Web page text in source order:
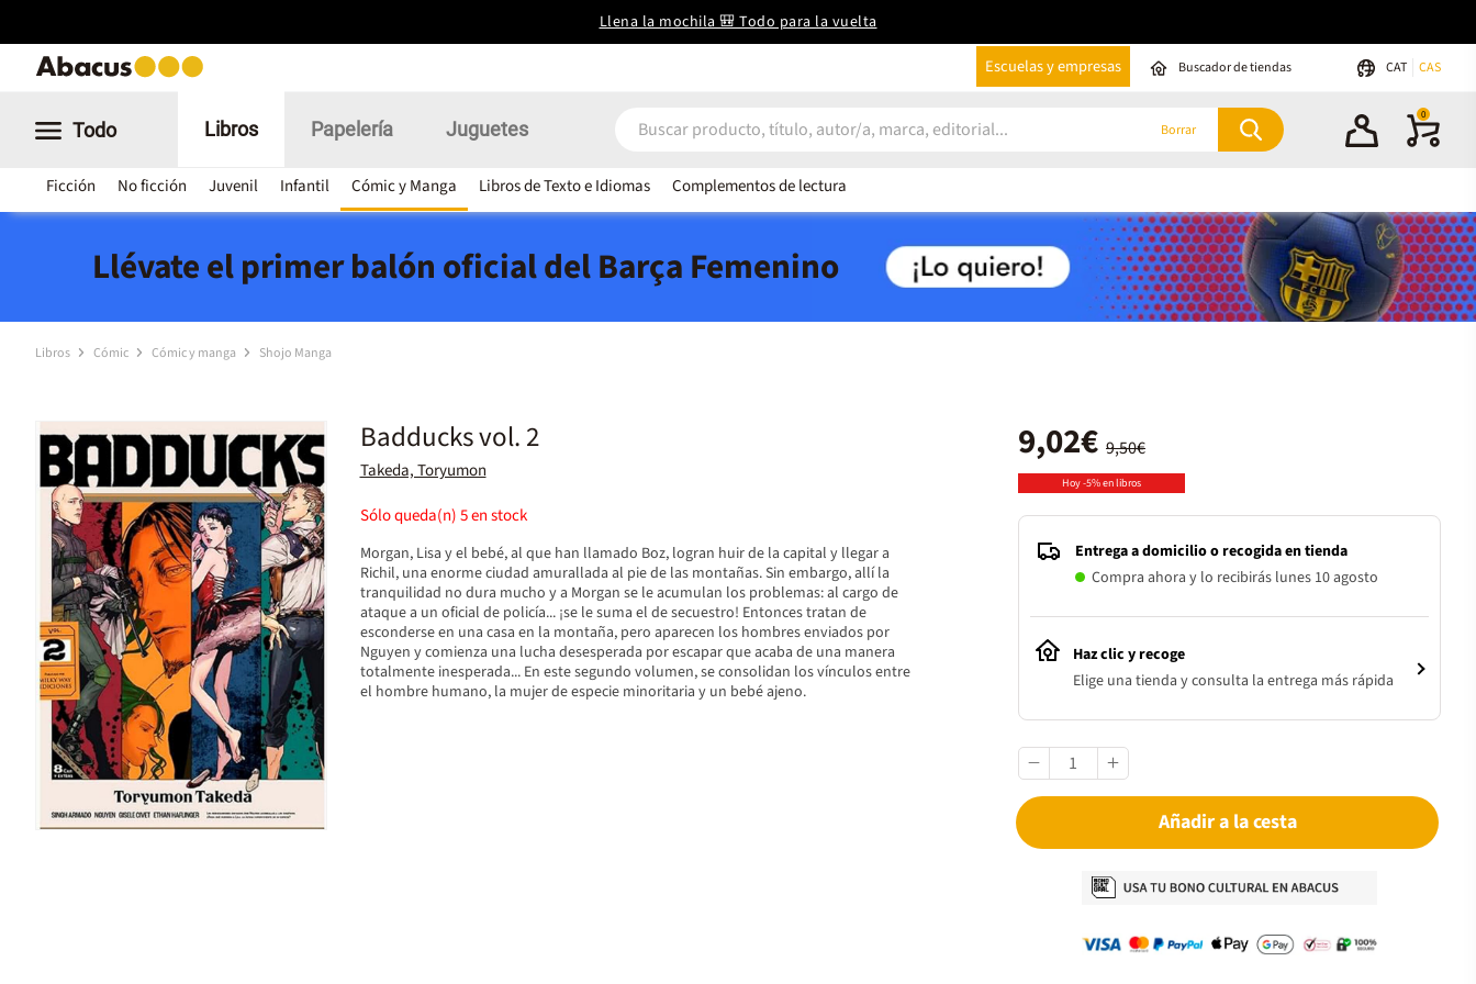
Llena la mochila 🎒 Todo para la vuelta
Escuelas y empresas Buscador de tiendas CAT CAS
Todo Libros
Ficción No ficción Juvenil Infantil Cómic y Manga Libros de Texto e Idiomas Complementos de lectura
Papelería Juguetes Borrar
0
Llévate el primer balón oficial del Barça Femenino
Libros Cómic Cómic y manga Shojo Manga
Badducks vol. 2
Takeda, Toryumon
Sólo queda(n)5en stock
Morgan, Lisa y el bebé, al que han llamado Boz, logran huir de la capital y llegar a
Richil, una enorme ciudad amurallada al pie de las montañas. Sin embargo, allí la
tranquilidad no dura mucho y a Morgan se le acumulan los problemas: al cargo de
ataque a un oficial de policía... ¡se le suma el de secuestro! Entonces tratan de
esconderse en una casa en la montaña, pero aparecen los hombres enviados por
Nguyen y comienza una lucha desesperada por escapar que acaba de una manera
totalmente inesperada... En este segundo volumen, se consolidan los vínculos entre
el hombre humano, la mujer de especie minoritaria y un bebé ajeno.
9,50€
9,02€
Hoy -5% en libros
Entrega a domicilio o recogida en tienda
Compra ahora y lo recibirás lunes 10 agosto
Haz clic y recoge
Elige una tienda y consulta la entrega más rápida
Añadir a la cesta